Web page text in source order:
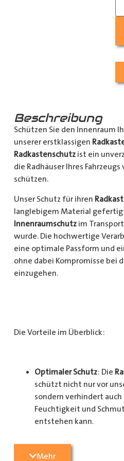
Beschreibung
Schützen Sie den Innenraum
unserer erstklassigen
Radkastenschutzist ein
die Radhäuser Ihres
schützen.
Unser Schutz für ihren
langlebigem Material
Innenraumschutzim
wurde. Die hochwertige
eine optimale Passform und
ohne dabei Kompromisse bei
einzugehen.
Die Vorteile im Überblick:
Optimaler Schutz: Die
schützt nicht nur vor
sondern verhindert auch
Feuchtigkeit und
entstehen kann.
Langlebigkeit
Mehr